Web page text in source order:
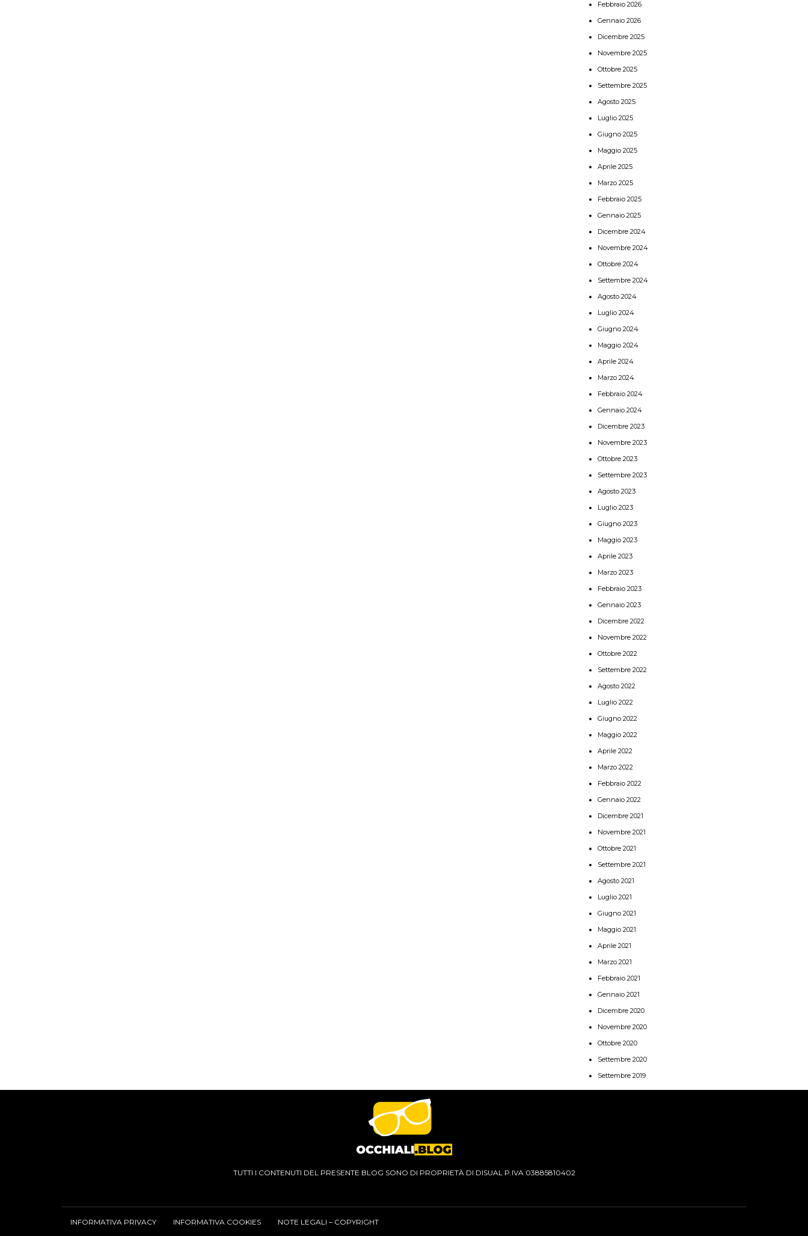
Febbraio 2026
Gennaio 2026
Dicembre 2025
Novembre 2025
Ottobre 2025
Settembre 2025
Agosto 2025
Luglio 2025
Giugno 2025
Maggio 2025
Aprile 2025
Marzo 2025
Febbraio 2025
Gennaio 2025
Dicembre 2024
Novembre 2024
Ottobre 2024
Settembre 2024
Agosto 2024
Luglio 2024
Giugno 2024
Maggio 2024
Aprile 2024
Marzo 2024
Febbraio 2024
Gennaio 2024
Dicembre 2023
Novembre 2023
Ottobre 2023
Settembre 2023
Agosto 2023
Luglio 2023
Giugno 2023
Maggio 2023
Aprile 2023
Marzo 2023
Febbraio 2023
Gennaio 2023
Dicembre 2022
Novembre 2022
Ottobre 2022
Settembre 2022
Agosto 2022
Luglio 2022
Giugno 2022
Maggio 2022
Aprile 2022
Marzo 2022
Febbraio 2022
Gennaio 2022
Dicembre 2021
Novembre 2021
Ottobre 2021
Settembre 2021
Agosto 2021
Luglio 2021
Giugno 2021
Maggio 2021
Aprile 2021
Marzo 2021
Febbraio 2021
Gennaio 2021
Dicembre 2020
Novembre 2020
Ottobre 2020
Settembre 2020
Settembre 2019
TUTTI I CONTENUTI DEL PRESENTE BLOG SONO DI PROPRIETÀ DI DISUAL P.IVA 03885810402
INFORMATIVA PRIVACY INFORMATIVA COOKIES NOTE LEGALI – COPYRIGHT